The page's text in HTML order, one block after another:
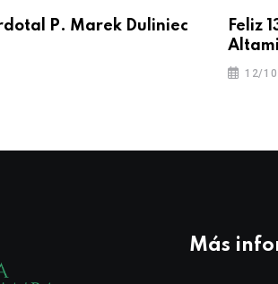
P. Marek Duliniec
Feliz
12/
Más